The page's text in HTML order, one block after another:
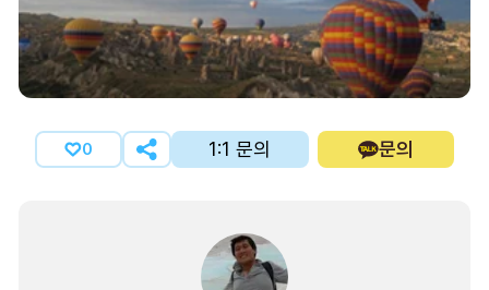
0 1:1 문의 문의